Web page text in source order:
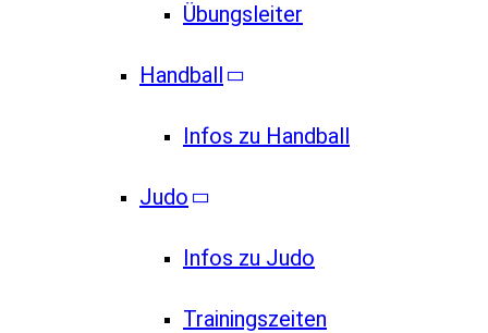
Übungsleiter
Handball
Infos zu Handball
Judo
Infos zu Judo
Trainingszeiten